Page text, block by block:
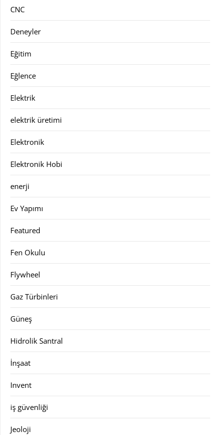
CNC
Deneyler
Eğitim
Eğlence
Elektrik
elektrik üretimi
Elektronik
Elektronik Hobi
enerji
Ev Yapımı
Featured
Fen Okulu
Flywheel
Gaz Türbinleri
Güneş
Hidrolik Santral
İnşaat
Invent
iş güvenliği
Jeoloji